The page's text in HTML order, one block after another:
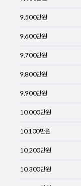
9,500만원
9,600만원
9,700만원
9,800만원
9,900만원
10,000만원
10,100만원
10,200만원
10,300만원